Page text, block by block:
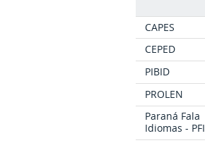
CAPES
CEPED
PIBID
PROLEN
Paraná Fala
Idiomas - PFI